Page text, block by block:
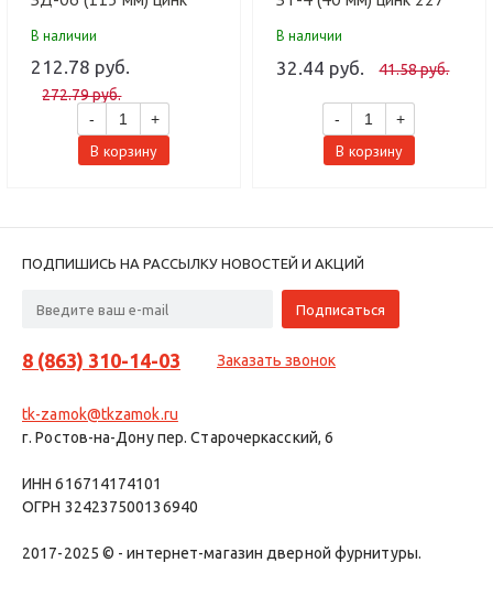
В наличии
212.78 руб.
272.79 руб.
-
+
В корзину
В наличии
32.44 руб. 41.58 руб.
- +
В корзину
ПОДПИШИСЬ НА РАССЫЛКУ НОВОСТЕЙ И АКЦИЙ
8 (863) 310-14-03 Заказать звонок
tk-zamok@tkzamok.ru
г. Ростов-на-Дону пер. Старочеркасский, 6
ИНН 616714174101
ОГРН 324237500136940
2017-2025 © - интернет-магазин дверной фурнитуры.